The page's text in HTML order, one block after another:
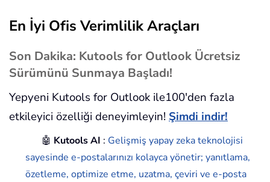
En İyi Ofis Verimlilik Araçları
Son Dakika: Kutools for Outlook Ücretsiz
Sürümünü Sunmaya Başladı!
Yepyeni Kutools for Outlook ile100'den fazla
etkileyici özelliği deneyimleyin! Şimdi indir!
🤖 Kutools AI : Gelişmiş yapay zeka teknolojisi
sayesinde e-postalarınızı kolayca yönetir; yanıtlama,
özetleme, optimize etme, uzatma, çeviri ve e-posta